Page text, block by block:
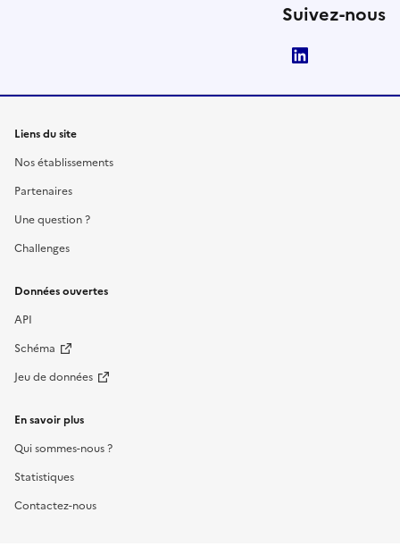
Suivez-nous
Liens du site
Nos établissements
Partenaires
Une question ?
Challenges
Données ouvertes
API
Schéma
Jeu de données
En savoir plus
Qui sommes-nous ?
Statistiques
Contactez-nous